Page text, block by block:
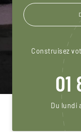
Construisez
01
Du lundi